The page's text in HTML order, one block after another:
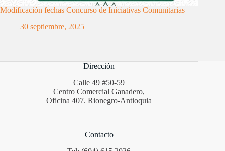
Modificación fechas Concurso de Iniciativas Comunitarias
30 septiembre, 2025
Dirección
Calle 49 #50-59
Centro Comercial Ganadero,
Oficina 407. Rionegro-Antioquia
Contacto